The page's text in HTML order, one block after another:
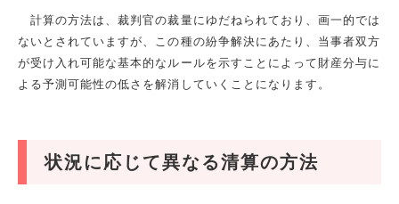
計算の方法は、裁判官の裁量にゆだねられており、画一的では
ないとされていますが、この種の紛争解決にあたり、当事者双方
が受け入れ可能な基本的なルールを示すことによって財産分与に
よる予測可能性の低さを解消していくことになります。
状況に応じて異なる清算の方法